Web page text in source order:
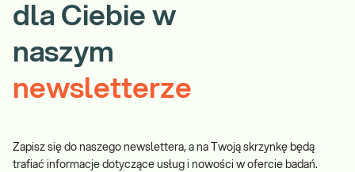
dla Ciebie w
naszym
newsletterze
Zapisz się do naszego newslettera, a na Twoją skrzynkę będą
trafiać informacje dotyczące usług i nowości w ofercie badań.